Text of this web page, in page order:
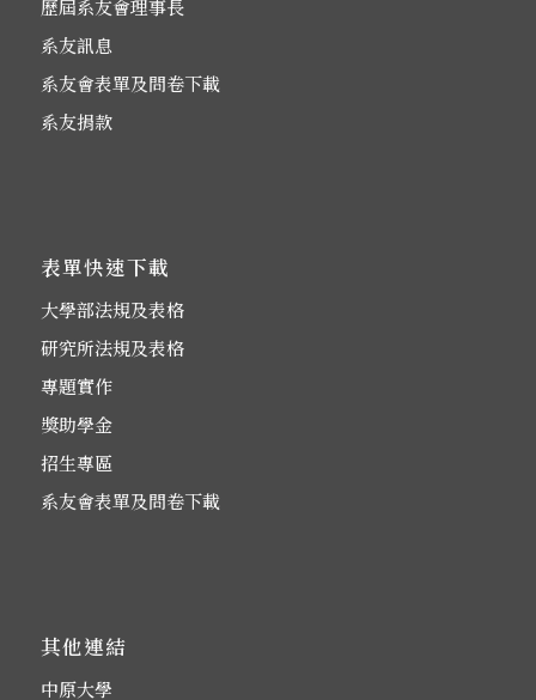
歷屆系友會理事長
系友訊息
系友會表單及問卷下載
系友捐款
表單快速下載
大學部法規及表格
研究所法規及表格
專題實作
獎助學金
招生專區
系友會表單及問卷下載
其他連結
中原大學